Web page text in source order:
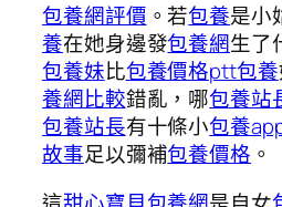
包養網評價 。若包養是小
養在她身邊發包養網生了
包養妹比包養價格ptt包養
養網比較錯亂，哪包養站
包養站長有十條小包養
故事足以彌補包養價格 。